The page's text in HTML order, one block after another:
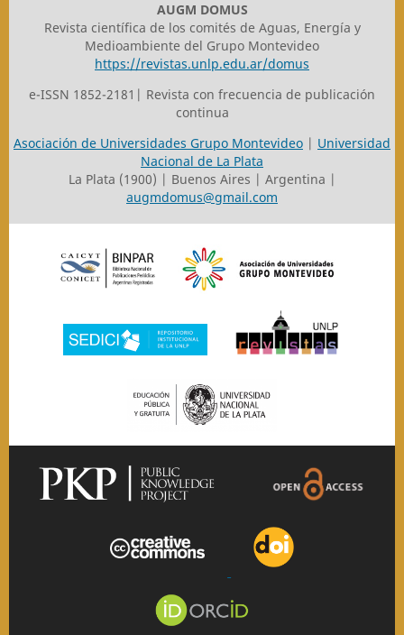
AUGM DOMUS
Revista científica de los comités de Aguas, Energía y
Medioambiente del Grupo Montevideo
https://revistas.unlp.edu.ar/domus
e-ISSN 1852-2181| Revista con frecuencia de publicación
continua
Asociación de Universidades Grupo Montevideo | Universidad
Nacional de La Plata
La Plata (1900) | Buenos Aires | Argentina |
augmdomus@gmail.com